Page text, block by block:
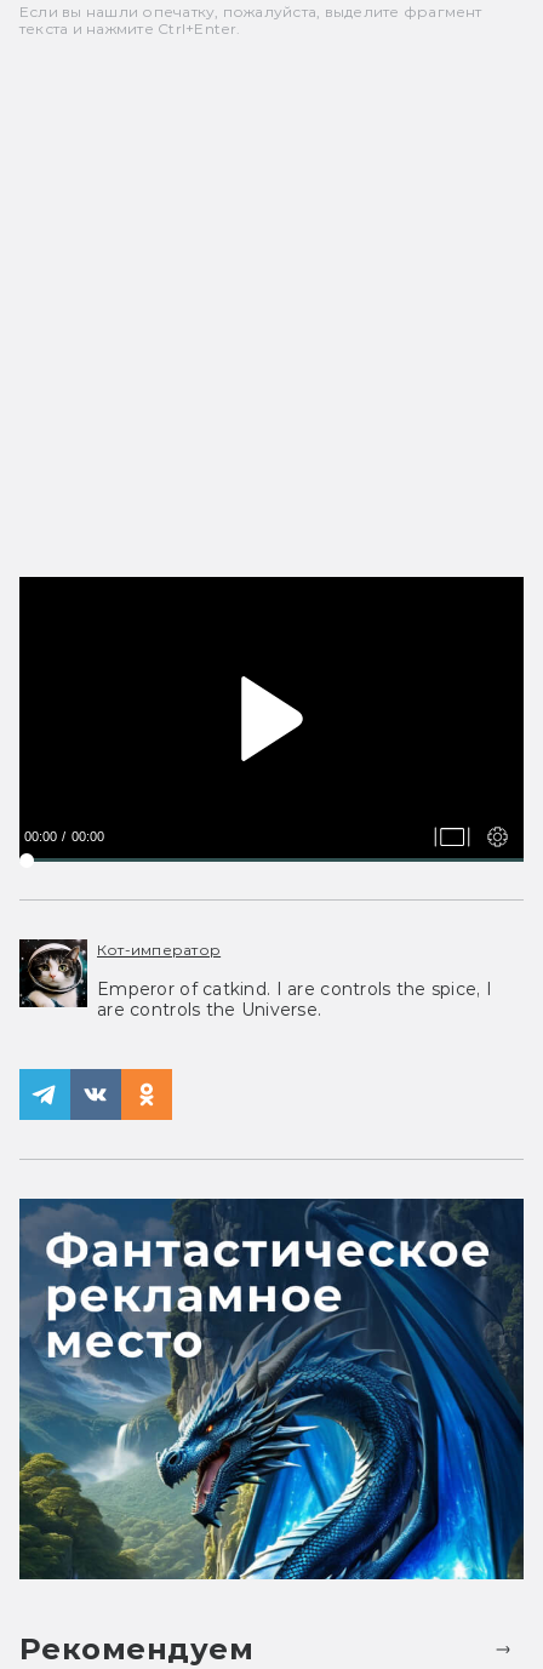
Если вы нашли опечатку, пожалуйста, выделите фрагмент
текста и нажмите Ctrl+Enter.
00:00 00:00
Кот-император
Emperor of catkind. I are controls the spice, I
are controls the Universe.
Рекомендуем